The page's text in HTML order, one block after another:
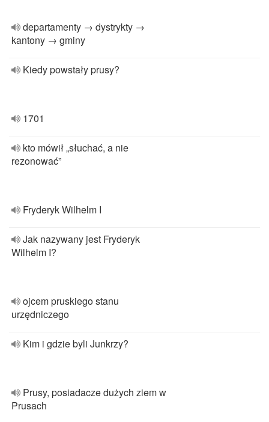
departamenty → dystrykty →
kantony → gminy
Kiedy powstały prusy?
1701
kto mówił „słuchać, a nie
rezonować”
Fryderyk Wilhelm I
Jak nazywany jest Fryderyk
Wilhelm I?
ojcem pruskiego stanu
urzędniczego
Kim i gdzie byli Junkrzy?
Prusy, posiadacze dużych ziem w
Prusach